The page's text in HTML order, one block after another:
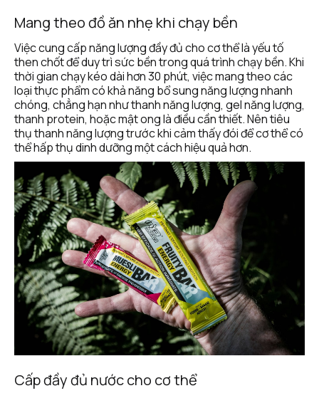
Mang theo đồ ăn nhẹ khi chạy bền
Việc cung cấp năng lượng đầy đủ cho cơ thể là yếu tố
then chốt để duy trì sức bền trong quá trình chạy bền. Khi
thời gian chạy kéo dài hơn 30 phút, việc mang theo các
loại thực phẩm có khả năng bổ sung năng lượng nhanh
chóng, chẳng hạn như thanh năng lượng, gel năng lượng,
thanh protein, hoặc mật ong là điều cần thiết. Nên tiêu
thụ thanh năng lượng trước khi cảm thấy đói để cơ thể có
thể hấp thụ dinh dưỡng một cách hiệu quả hơn.
Cấp đầy đủ nước cho cơ thể